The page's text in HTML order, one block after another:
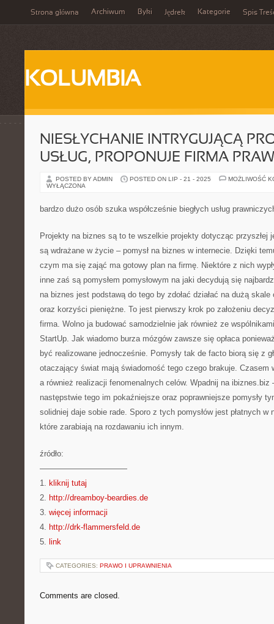
Strona główna Archiwum Byki Jędrek Kategorie Spis
KOLUMBIA
NIESŁYCHANIE INTRYGUJĄCĄ
USŁUG, PROPONUJE FIRMA
POSTED BY ADMIN POSTED ON LIP - 21 - 2025
MOŻLIWOŚĆ
WYŁĄCZONA
bardzo dużo osób szuka współcześnie biegłych usług
Projekty na biznes są to te wszelkie projekty dotycząc przyszłej
są wdrażane w życie – pomysł na biznes w internecie. Dzięki
czym ma się zająć ma gotowy plan na firmę. Niektóre z nich
inne zaś są pomysłem pomysłowym na jaki decydują się
na biznes jest podstawą do tego by zdołać działać na dużą
oraz korzyści pieniężne. To jest pierwszy krok po założeniu
firma. Wolno ja budować samodzielnie jak również ze
StartUp. Jak wiadomo burza mózgów zawsze się opłaca
być realizowane jednocześnie. Pomysły tak de facto biorą się z
otaczający świat mają świadomość tego czego brakuje. Czasem
a również realizacji fenomenalnych celów. Wpadnij na ibiznes.biz
następstwie tego im pokaźniejsze oraz poprawniejsze pomysły
solidniej daje sobie rade. Sporo z tych pomysłów jest płatnych w
które zarabiają na rozdawaniu ich innym.
źródło:
———————————
1. kliknij tutaj
2. http://dreamboy-beardies.de
3. więcej informacji
4. http://drk-flammersfeld.de
5. link
CATEGORIES: PRAWO I UPRAWNIENIA
Comments are closed.